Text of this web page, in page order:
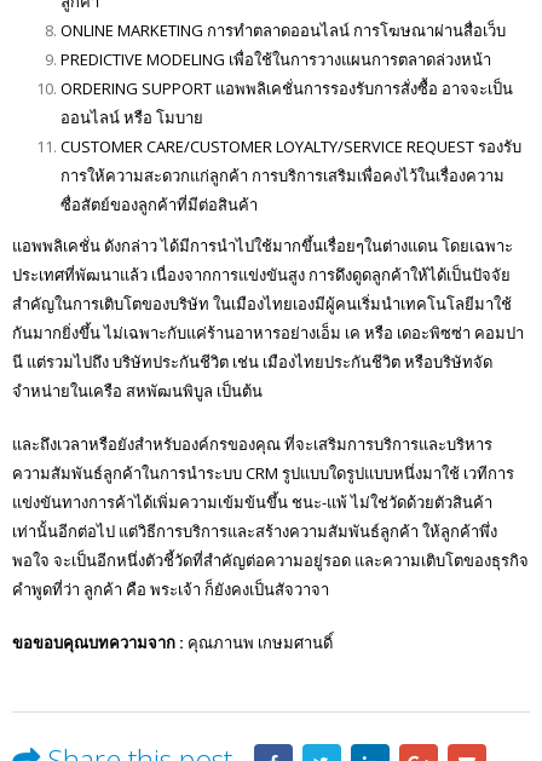
ONLINE MARKETING การทำตลาดออนไลน์ การโฆษณาผ่านสื่อเว็บ
PREDICTIVE MODELING เพื่อใช้ในการวางแผนการตลาดล่วงหน้า
ORDERING SUPPORT แอพพลิเคชั่นการรองรับการสั่งซื้อ อาจจะเป็น
ออนไลน์ หรือ โมบาย
CUSTOMER CARE/CUSTOMER LOYALTY/SERVICE REQUEST รองรับ
การให้ความสะดวกแก่ลูกค้า การบริการเสริมเพื่อคงไว้ในเรื่องความ
ซื่อสัตย์ของลูกค้าที่มีต่อสินค้า
แอพพลิเคชั่น ดังกล่าว ได้มีการนำไปใช้มากขึ้นเรื่อยๆในต่างแดน โดยเฉพาะ
ประเทศที่พัฒนาแล้ว เนื่องจากการแข่งขันสูง การดึงดูดลูกค้าให้ได้เป็นปัจจัย
สำคัญในการเติบโตของบริษัท ในเมืองไทยเองมีผู้คนเริ่มนำเทคโนโลยีมาใช้
กันมากยิ่งขึ้น ไม่เฉพาะกับแค่ร้านอาหารอย่างเอ็ม เค หรือ เดอะพิซซ่า คอมปา
นี แต่รวมไปถึง บริษัทประกันชีวิต เช่น เมืองไทยประกันชีวิต หรือบริษัทจัด
จำหน่ายในเครือ สหพัฒนพิบูล เป็นต้น
และถึงเวลาหรือยังสำหรับองค์กรของคุณ ที่จะเสริมการบริการและบริหาร
ความสัมพันธ์ลูกค้าในการนำระบบ CRM รูปแบบใดรูปแบบหนึ่งมาใช้ เวทีการ
แข่งขันทางการค้าได้เพิ่มความเข้มข้นขึ้น ชนะ-แพ้ ไม่ใช่วัดด้วยตัวสินค้า
เท่านั้นอีกต่อไป แต่วิธีการบริการและสร้างความสัมพันธ์ลูกค้า ให้ลูกค้าพึ่ง
พอใจ จะเป็นอีกหนึ่งตัวชี้วัดที่สำคัญต่อความอยู่รอด และความเติบโตของธุรกิจ
คำพูดที่ว่า ลูกค้า คือ พระเจ้า ก็ยังคงเป็นสัจวาจา
ขอขอบคุณบทความจาก : คุณภานพ เกษมศานดิ์